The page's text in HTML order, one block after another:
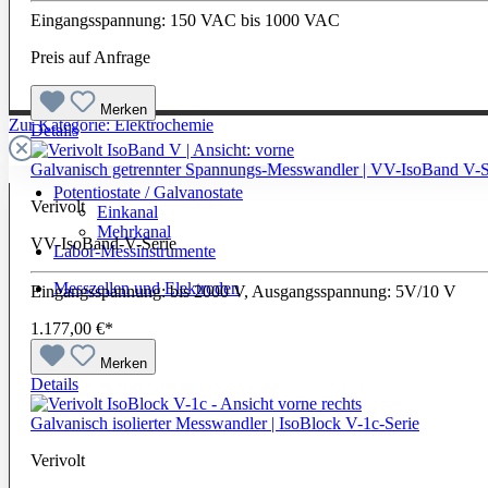
Zur Kategorie: Elektrochemie
Potentiostate / Galvanostate
Einkanal
Mehrkanal
Labor-Messinstrumente
Messzellen und Elektroden
Eingangsspannung: 150 VAC bis 1000 VAC
Preis auf Anfrage
Merken
Details
Galvanisch getrennter Spannungs-Messwandler | VV-IsoBand V-
Verivolt
VV-IsoBand-V-Serie
Eingangsspannung: bis 2000 V, Ausgangsspannung: 5V/10 V
1.177,00 €*
Merken
Details
Galvanisch isolierter Messwandler | IsoBlock V-1c-Serie
Verivolt